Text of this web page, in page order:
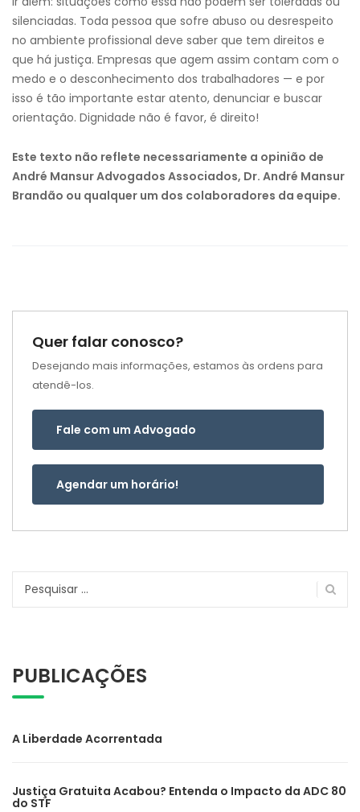
silenciadas. Toda pessoa que sofre abuso ou desrespeito
no ambiente profissional deve saber que tem direitos e
que há justiça. Empresas que agem assim contam com o
medo e o desconhecimento dos trabalhadores — e por
isso é tão importante estar atento, denunciar e buscar
orientação. Dignidade não é favor, é direito!
Este texto não reflete necessariamente a opinião de
André Mansur Advogados Associados, Dr. André Mansur
Brandão ou qualquer um dos colaboradores da equipe.
Quer falar conosco?
Desejando mais informações, estamos às ordens para
atendê-los.
Fale com um Advogado
Agendar um horário!
Pesquisar
PUBLICAÇÕES
A Liberdade Acorrentada
Justiça Gratuita Acabou? Entenda o Impacto da ADC 80
do STF